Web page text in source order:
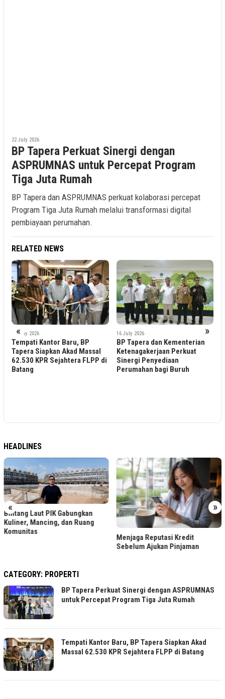
22 July 2026
BP Tapera Perkuat Sinergi dengan
ASPRUMNAS untuk Percepat Program
Tiga Juta Rumah
BP Tapera dan ASPRUMNAS perkuat kolaborasi percepat
Program Tiga Juta Rumah melalui transformasi digital
pembiayaan perumahan.
RELATED NEWS
« »
BP
Massal
FLPP di
BP Tapera dan Kementerian
Ketenagakerjaan Perkuat
Sinergi Penyediaan
Perumahan bagi Buruh
Pagi Ceria
Layanan Jasa Taman
Kolam di Area
HEADLINES
« »
LRT Jabodebek Gelar
Foto Berhadiah, Cek
CATEGORY: PROPERTI
BP Tapera Perkuat Sinergi dengan ASPRUMNAS
untuk Percepat Program Tiga Juta Rumah
Tempati Kantor Baru, BP Tapera Siapkan Akad
Massal 62.530 KPR Sejahtera FLPP di Batang